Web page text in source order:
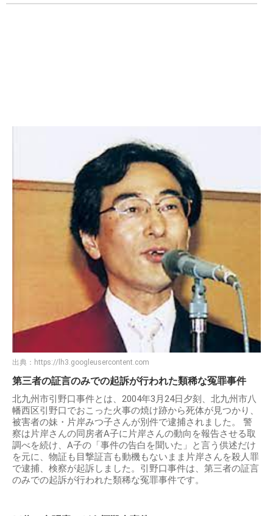
出典： https://lh3.googleusercontent.com
第三者の証言のみでの起訴が行われた類稀な冤罪事件
北九州市引野口事件とは、2004年3月24日夕刻、北九州市八
幡西区引野口でおこった火事の焼け跡から死体が見つかり、
被害者の妹・片岸みつ子さんが別件で逮捕されました。 警
察は片岸さんの同房者A子に片岸さんの動向を報告させる取
調べを続け、A子の「事件の告白を聞いた」と言う供述だけ
を元に、物証も目撃証言も動機もないまま片岸さんを殺人罪
で逮捕、検察が起訴しました。引野口事件は、第三者の証言
のみでの起訴が行われた類稀な冤罪事件です。